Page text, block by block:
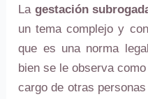
La gestación
un tema complejo y
que es una norma
bien se le observa
cargo de otras